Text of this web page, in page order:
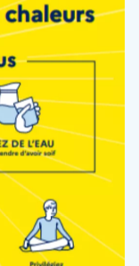
« Lieu de